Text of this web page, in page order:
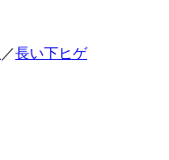
／長い下ヒゲ